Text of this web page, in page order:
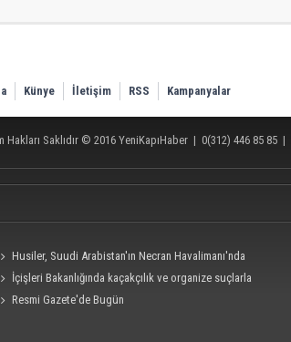
Künye İletişim RSS Kampanyalar
Hakları Saklıdır © 2016YeniKapıHaber | 0(312) 446 85 85 |
Husiler, Suudi Arabistan'ın Necran Havalimanı'nda
kamikaze İHA ile "hassas bir hedefi" vurduklarını açıkladı
İçişleri Bakanlığında kaçakçılık ve organize suçlarla
mücadele konulu güvenlik toplantısı yapıldı
Resmi Gazete'de Bugün